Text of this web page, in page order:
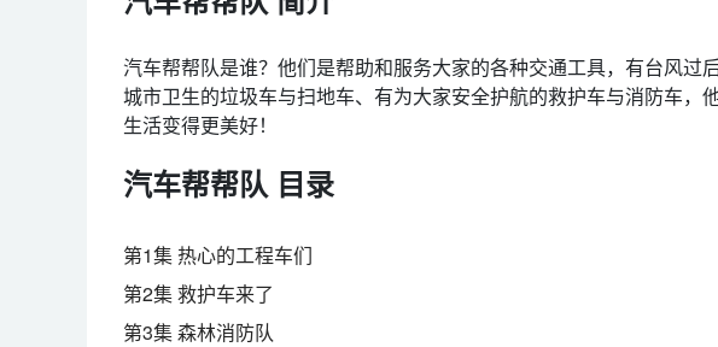
汽车帮帮队是谁？他们是帮助和服务大家的各种交通工具，有台风过
城市卫生的垃圾车与扫地车、有为大家安全护航的救护车与消防车，
生活变得更美好！
汽车帮帮队 目录
第1集 热心的工程车们
第2集 救护车来了
第3集 森林消防队